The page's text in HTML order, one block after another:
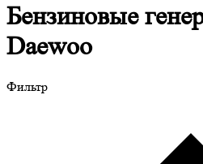
Бензиновые
Daewoo
Фильтр